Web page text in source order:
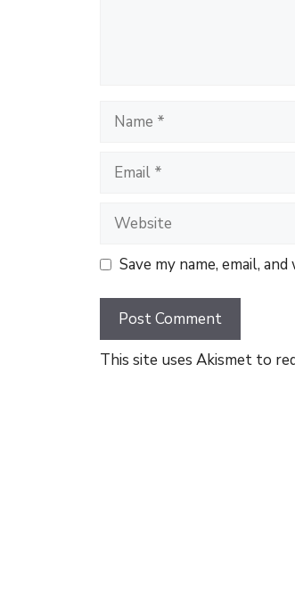
Name
Email
Website
Save my name, email,
This site uses Akismet to